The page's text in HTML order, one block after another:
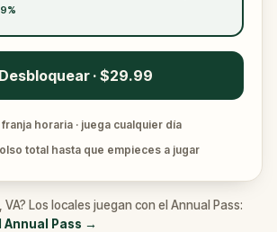
Desbloquear · $29.99
franja horaria · juega cualquier día
total hasta que empieces a jugar
Los locales juegan con el Annual Pass:
Annual Pass →